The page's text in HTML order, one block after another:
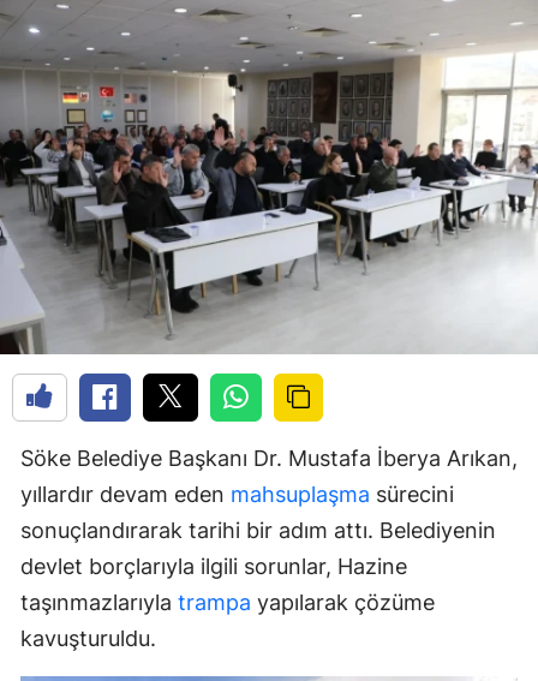
Söke Belediye Başkanı Dr. Mustafa İberya Arıkan,
yıllardır devam eden mahsuplaşma sürecini
sonuçlandırarak tarihi bir adım attı. Belediyenin
devlet borçlarıyla ilgili sorunlar, Hazine
taşınmazlarıyla trampa yapılarak çözüme
kavuşturuldu.